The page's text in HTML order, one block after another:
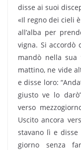
disse ai suoi
«Il regno dei cieli
all’alba per
vigna. Si
mandò nella
mattino, ne vide
e disse loro:
giusto ve lo
verso
Uscito ancora
stavano lì e
giorno senza